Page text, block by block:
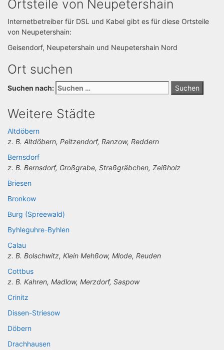
Ortsteile von Neupetershain
Internetbetreiber für DSL und Kabel gibt es für diese Ortsteile
von Neupetershain:
Geisendorf, Neupetershain und Neupetershain Nord
Ort suchen
Suchen nach:
Weitere Städte
Altdöbern
z. B. Altdöbern, Peitzendorf, Ranzow, Reddern
Bernsdorf
z. B. Bernsdorf, Großgrabe, Straßgräbchen, Zeißholz
Briesen
Bronkow
Burg (Spreewald)
Byhleguhre-Byhlen
Calau
z. B. Bolschwitz, Klein Mehßow, Mlode, Reuden
Cottbus
z. B. Kahren, Madlow, Merzdorf, Saspow
Crinitz
Dissen-Striesow
Döbern
Drachhausen